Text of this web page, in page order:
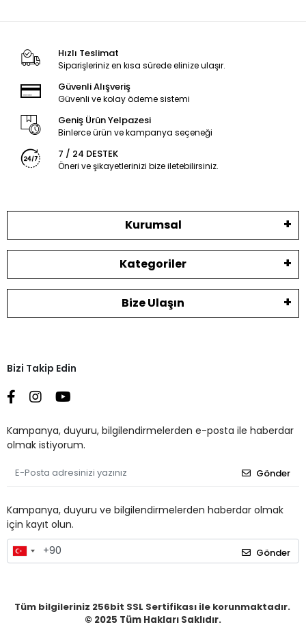
Hızlı Teslimat
Siparişleriniz en kısa sürede elinize ulaşır.
Güvenli Alışveriş
Güvenli ve kolay ödeme sistemi
Geniş Ürün Yelpazesi
Binlerce ürün ve kampanya seçeneği
7 / 24 DESTEK
Öneri ve şikayetlerinizi bize iletebilirsiniz.
Kurumsal
Kategoriler
Bize Ulaşın
Bizi Takip Edin
Kampanya, duyuru, bilgilendirmelerden e-posta ile haberdar
olmak istiyorum.
Gönder
Kampanya, duyuru ve bilgilendirmelerden haberdar olmak
için kayıt olun.
Gönder
Tüm bilgileriniz 256bit SSL Sertifikası ile korunmaktadır.
© 2025 Tüm Hakları Saklıdır.